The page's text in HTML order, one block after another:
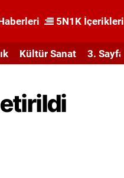
5N1K İçerikleri
Kültür Sanat 3. Sayfa